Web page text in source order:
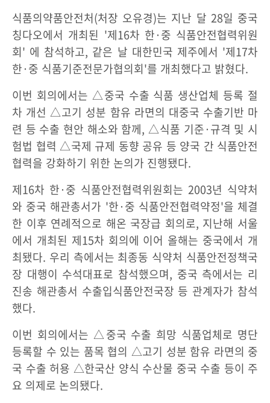
식품의약품안전처(처장 오유경)는 지난 달 28일 중국
칭다오에서 개최된 '제16차 한·중 식품안전협력위원
회' 에 참석하고, 같은 날 대한민국 제주에서 '제17차
한·중 식품기준전문가협의회'를 개최했다고 밝혔다.
이번 회의에서는 △중국 수출 식품 생산업체 등록 절
차 개선 △고기 성분 함유 라면의 대중국 수출기반 마
련 등 수출 현안 해소와 함께, △식품 기준·규격 및 시
험법 협력 △국제 규제 동향 공유 등 양국 간 식품안전
협력을 강화하기 위한 논의가 진행됐다.
제16차 한·중 식품안전협력위원회는 2003년 식약처
와 중국 해관총서가 '한·중 식품안전협력약정'을 체결
한 이후 연례적으로 해온 국장급 회의로, 지난해 서울
에서 개최된 제15차 회의에 이어 올해는 중국에서 개
최됐다. 우리 측에서는 최종동 식약처 식품안전정책국
장 대행이 수석대표로 참석했으며, 중국 측에서는 리
진송 해관총서 수출입식품안전국장 등 관계자가 참석
했다.
이번 회의에서는 △중국 수출 희망 식품업체로 명단
등록할 수 있는 품목 협의 △고기 성분 함유 라면의 중
국 수출 허용 △한국산 양식 수산물 중국 수출 등이 주
요 의제로 논의됐다.